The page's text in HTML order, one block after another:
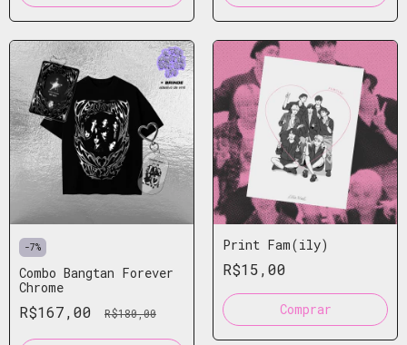
-7%
Combo Bangtan Forever
Chrome
R$167,00 R$180,00
Print Fam(ily)
R$15,00